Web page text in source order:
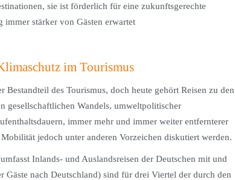
sie ist förderlich für eine zukunftsgerechte
stärker von Gästen erwartet
im Tourismus
des Tourismus, doch heute gehört Reisen zu den
gesellschaftlichen Wandels, umweltpolitischer
immer mehr und immer weiter entfernterer
jedoch unter anderen Vorzeichen diskutiert werden.
Inlands- und Auslandsreisen der Deutschen mit und
Gäste nach Deutschland) sind für drei Viertel der durch den